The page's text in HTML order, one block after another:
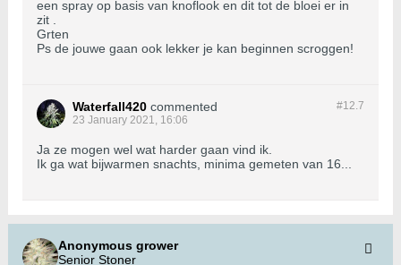
een spray op basis van knoflook en dit tot de bloei er in
zit .
Grten
Ps de jouwe gaan ook lekker je kan beginnen scroggen!
#12.7
Waterfall420 commented
23 January 2021, 16:06
Ja ze mogen wel wat harder gaan vind ik.
Ik ga wat bijwarmen snachts, minima gemeten van 16...
Anonymous grower
Senior Stoner